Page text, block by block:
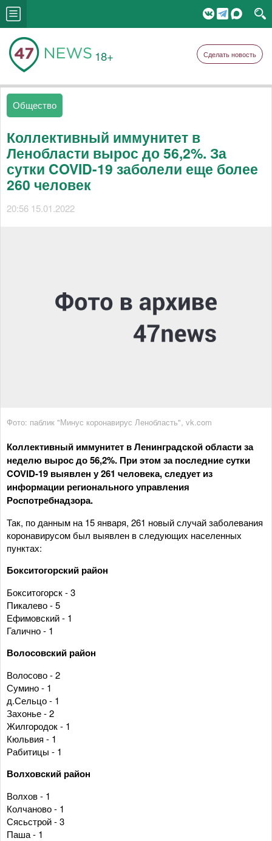
18+ Сделать новость
Общество
Коллективный иммунитет в
Ленобласти вырос до 56,2%. За
сутки COVID-19 заболели еще более
260 человек
20:56 15.01.2022
Фото: паблик "Минус коронавирус Ленобласть", vk.com
Коллективный иммунитет в Ленинградской области за
неделю вырос до 56,2%. При этом за последние сутки
COVID-19 выявлен у 261 человека, следует из
информации регионального управления
Роспотребнадзора.
Так, по данным на 15 января, 261 новый случай заболевания
коронавирусом был выявлен в следующих населенных
пунктах:
Бокситогорский район
Бокситогорск - 3
Пикалево - 5
Ефимовский - 1
Галично - 1
Волосовский район
Волосово - 2
Сумино - 1
д.Сельцо - 1
Захонье - 2
Жилгородок - 1
Кюльвия - 1
Рабитицы - 1
Волховский район
Волхов - 1
Колчаново - 1
Сясьстрой - 3
Паша - 1